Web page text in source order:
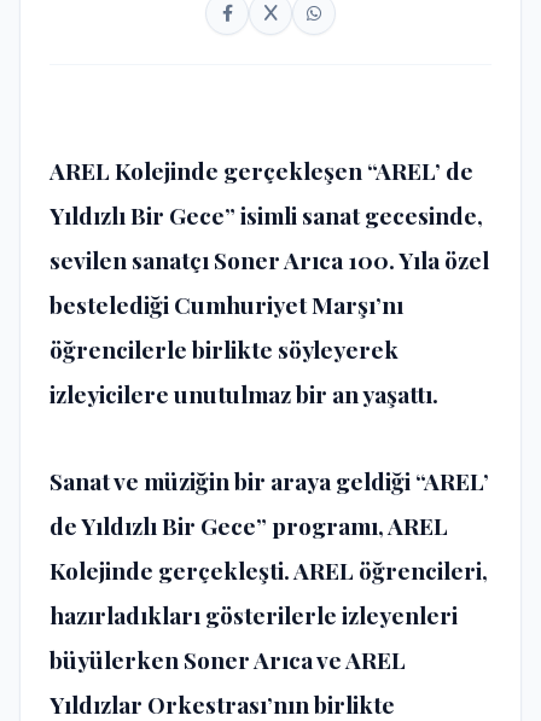
AREL Kolejinde gerçekleşen “AREL’ de
Yıldızlı Bir Gece” isimli sanat gecesinde,
sevilen sanatçı Soner Arıca 100. Yıla özel
bestelediği Cumhuriyet Marşı’nı
öğrencilerle birlikte söyleyerek
izleyicilere unutulmaz bir an yaşattı.
Sanat ve müziğin bir araya geldiği “AREL’
de Yıldızlı Bir Gece” programı, AREL
Kolejinde gerçekleşti. AREL öğrencileri,
hazırladıkları gösterilerle izleyenleri
büyülerken Soner Arıca ve AREL
Yıldızlar Orkestrası’nın birlikte